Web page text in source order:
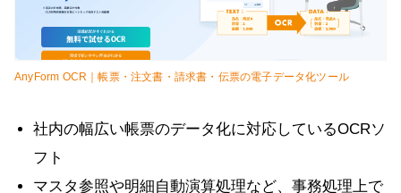
AnyForm OCR｜帳票・注文書・請求書・伝票の電子データ化ツール
社内の幅広い帳票のデータ化に対応しているOCRソ
フト
マスタ参照や明細自動演算処理など、事務処理上で